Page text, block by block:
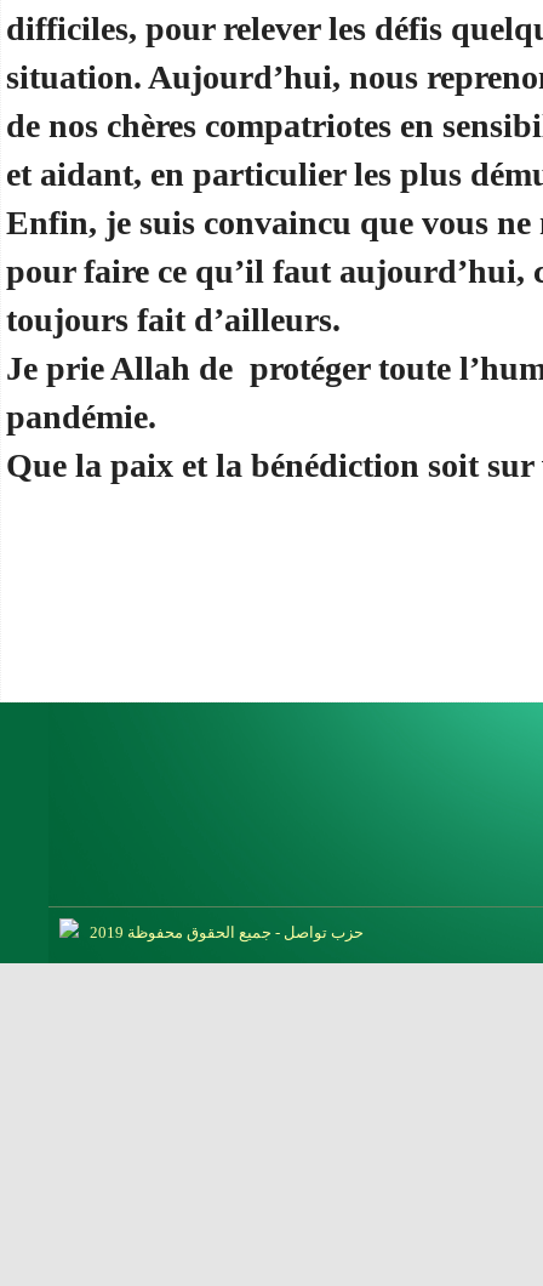
difficiles, pour relever les défis
situation. Aujourd’hui, nous
de nos chères compatriotes en
et aidant, en particulier les plus
Enfin, je suis convaincu que vous ne
pour faire ce qu’il faut aujourd’hui,
toujours fait d’ailleurs.
Je prie Allah de protéger toute
pandémie.
Que la paix et la bénédiction soit
حزب تواصل - جميع الحقوق محفوظة 2019